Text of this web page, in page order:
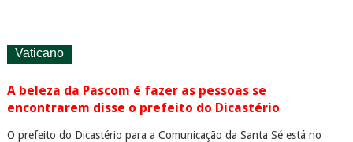
Vaticano
A beleza da Pascom é fazer as pessoas se
encontrarem disse o prefeito do Dicastério
O prefeito do Dicastério para a Comunicação da Santa Sé está no